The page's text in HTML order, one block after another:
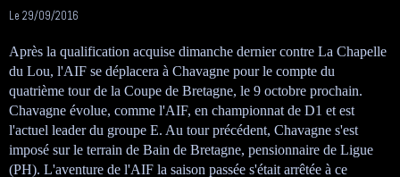
Le 29/09/2016
Après la qualification acquise dimanche dernier contre La Chapelle
du Lou, l'AIF se déplacera à Chavagne pour le compte du
quatrième tour de la Coupe de Bretagne, le 9 octobre prochain.
Chavagne évolue, comme l'AIF, en championnat de D1 et est
l'actuel leader du groupe E. Au tour précédent, Chavagne s'est
imposé sur le terrain de Bain de Bretagne, pensionnaire de Ligue
(PH). L'aventure de l'AIF la saison passée s'était arrêtée à ce